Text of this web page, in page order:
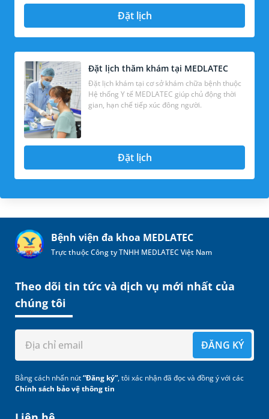
Đặt lịch
Đặt lịch thăm khám tại MEDLATEC
Đặt lịch khám tại cơ sở khám chữa bệnh thuộc
Hệ thống Y tế MEDLATEC giúp chủ động thời
gian, hạn chế tiếp xúc đông người.
Đặt lịch
Bệnh viện đa khoa MEDLATEC
Trực thuộc Công ty TNHH MEDLATEC Việt Nam
Theo dõi tin tức và dịch vụ mới nhất của
chúng tôi
ĐĂNG KÝ
Bằng cách nhấn nút“Đăng ký”, tôi xác nhận đã đọc và đồng ý với các
Chính sách bảo vệ thông tin